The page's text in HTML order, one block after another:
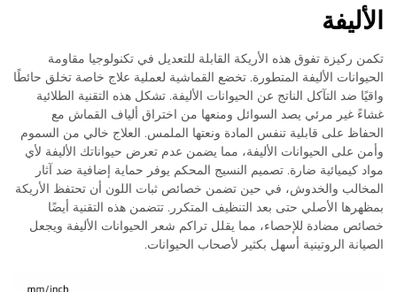
الأليفة
تكمن ركيزة تفوق هذه الأريكة القابلة للتعديل في تكنولوجيا مقاومة
الحيوانات الأليفة المتطورة. تخضع القماشية لعملية علاج خاصة تخلق حائطًا
واقيًا ضد التآكل الناتج عن الحيوانات الأليفة. تشكل هذه التقنية الطلائية
غشاءً غير مرئي يصد السوائل ومنعها من اختراق ألياف القماش مع
الحفاظ على قابلية تنفس المادة ونعتها الملمس. العلاج خالي من السموم
وأمن على الحيوانات الأليفة، مما يضمن عدم تعرض حيواناتك الأليفة لأي
مواد كيميائية ضارة. تصميم النسيج المحكم يوفر حماية إضافية ضد آثار
المخالب والخدوش، في حين تضمن خصائص ثبات اللون أن تحتفظ الأريكة
بمظهرها الأصلي حتى بعد التنظيف المتكرر. تتضمن هذه التقنية أيضًا
خصائص مضادة للإحصاء، مما يقلل تراكم شعر الحيوانات الأليفة ويجعل
الصيانة الروتينية أسهل بكثير لأصحاب الحيوانات.